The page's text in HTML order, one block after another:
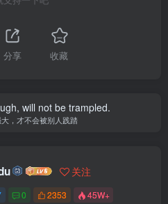
分享 收藏
will not be trampled.
，才不会被别人践踏
关注
0 2353 45W+